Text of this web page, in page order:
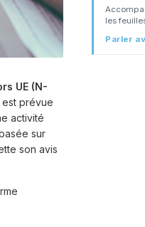
UE (N-
est prévue
activité
sur
son avis
les
Parler